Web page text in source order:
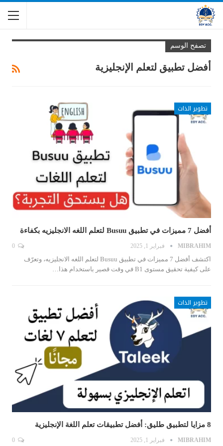
تصفح الوسم
أفضل تطبيق لتعلم الإنجليزية
تطوير الذات
أفضل 7 مميزات في تطبيق Busuu لتعلم اللغه الانجليزيه بكفاءة
MIBRAHIM فبراير 1, 2025
اكتشف أفضل 7 مميزات في تطبيق Busuu لتعلم اللغه الانجليزيه، وتعرّف
على كيفية تحقيق مستوى B1 في وقت قصير باستخدام هذا…
تطوير الذات
8 مزايا لتطبيق طليق: أفضل تطبيقات تعلم اللغة الإنجليزية
MIBRAHIM فبراير 1, 2025